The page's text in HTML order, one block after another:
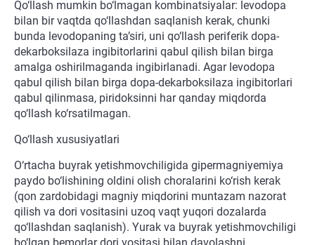
Qo‘llash mumkin bo‘lmagan kombinatsiyalar: levodopa
bilan bir vaqtda qo‘llashdan saqlanish kerak, chunki
bunda levodopaning ta’siri, uni qo‘llash periferik dopa-
dekarboksilaza ingibitorlarini qabul qilish bilan birga
amalga oshirilmaganda ingibirlanadi. Agar levodopa
qabul qilish bilan birga dopa-dekarboksilaza ingibitorlari
qabul qilinmasa, piridoksinni har qanday miqdorda
qo‘llash ko‘rsatilmagan.
Qo‘llash xususiyatlari
O‘rtacha buyrak yetishmovchiligida gipermagniyemiya
paydo bo‘lishining oldini olish choralarini ko‘rish kerak
(qon zardobidagi magniy miqdorini muntazam nazorat
qilish va dori vositasini uzoq vaqt yuqori dozalarda
qo‘llashdan saqlanish). Yurak va buyrak yetishmovchiligi